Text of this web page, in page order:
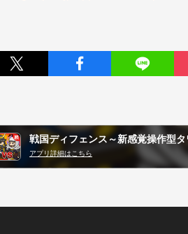
アプリ詳細はこちら